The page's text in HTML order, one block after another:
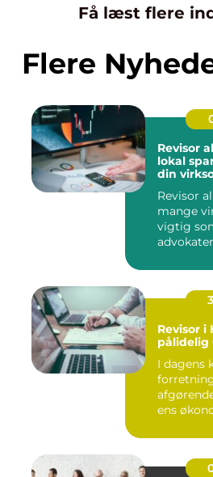
Få læst flere
Flere
Revisor
lokal
din
Revisor
mange
vigtig
Revisor i
pålidelig
I dagens
ens